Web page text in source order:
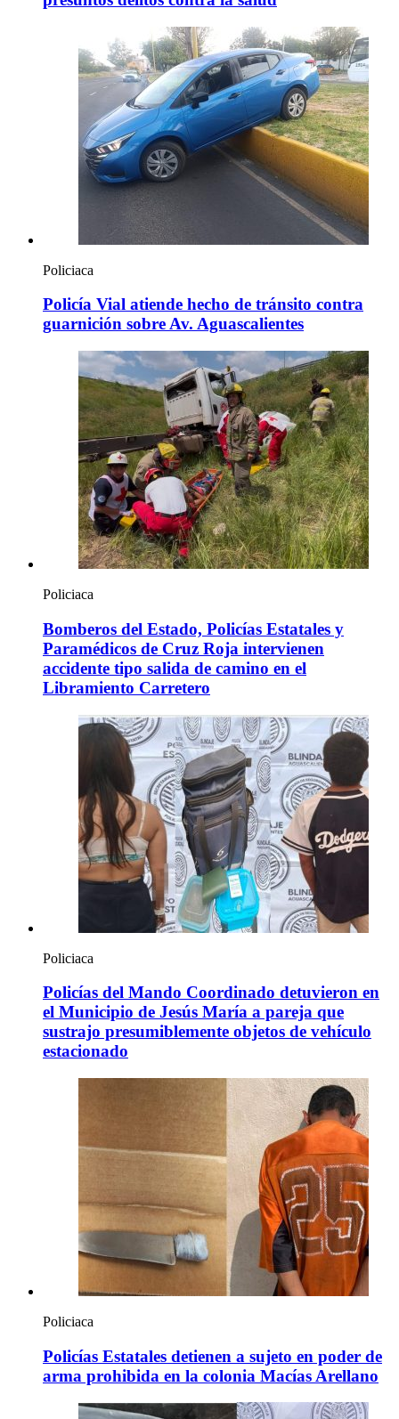
Policiaca
Policía Vial atiende hecho de tránsito contra
guarnición sobre Av. Aguascalientes
Policiaca
Bomberos del Estado, Policías Estatales y
Paramédicos de Cruz Roja intervienen
accidente tipo salida de camino en el
Libramiento Carretero
Policiaca
Policías del Mando Coordinado detuvieron en
el Municipio de Jesús María a pareja que
sustrajo presumiblemente objetos de vehículo
estacionado
Policiaca
Policías Estatales detienen a sujeto en poder de
arma prohibida en la colonia Macías Arellano